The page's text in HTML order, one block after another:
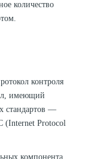
количество
контроля
имеющий
стандартов —
(Internet Protocol
компонента,